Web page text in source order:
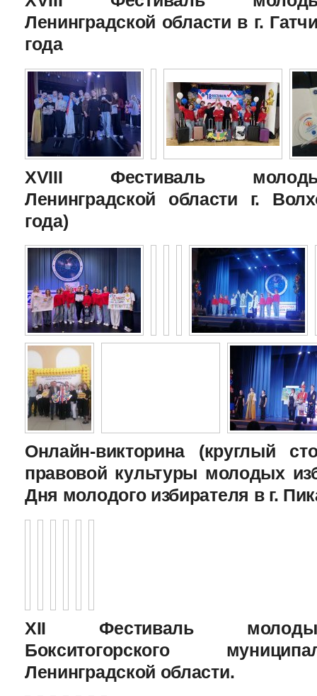
Ленинградской области в г.
года
XVIII Фестиваль
Ленинградской области г.
года)
Онлайн-викторина (круглый
правовой культуры молодых
Дня молодого избирателя в г.
XII Фестиваль
Бокситогорского
Ленинградской области.